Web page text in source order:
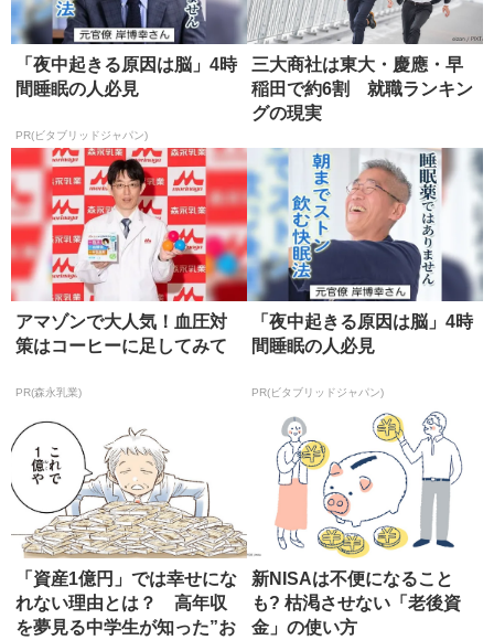
「夜中起きる原因は脳」4時
間睡眠の人必見
PR(ビタブリッドジャパン)
三大商社は東大・慶應・早
稲田で約6割 就職ランキン
グの現実
アマゾンで大人気！血圧対
策はコーヒーに足してみて
PR(森永乳業)
「夜中起きる原因は脳」4時
間睡眠の人必見
PR(ビタブリッドジャパン)
「資産1億円」では幸せにな
れない理由とは？ 高年収
を夢見る中学生が知った”お
新NISAは不便になること
も? 枯渇させない「老後資
金」の使い方